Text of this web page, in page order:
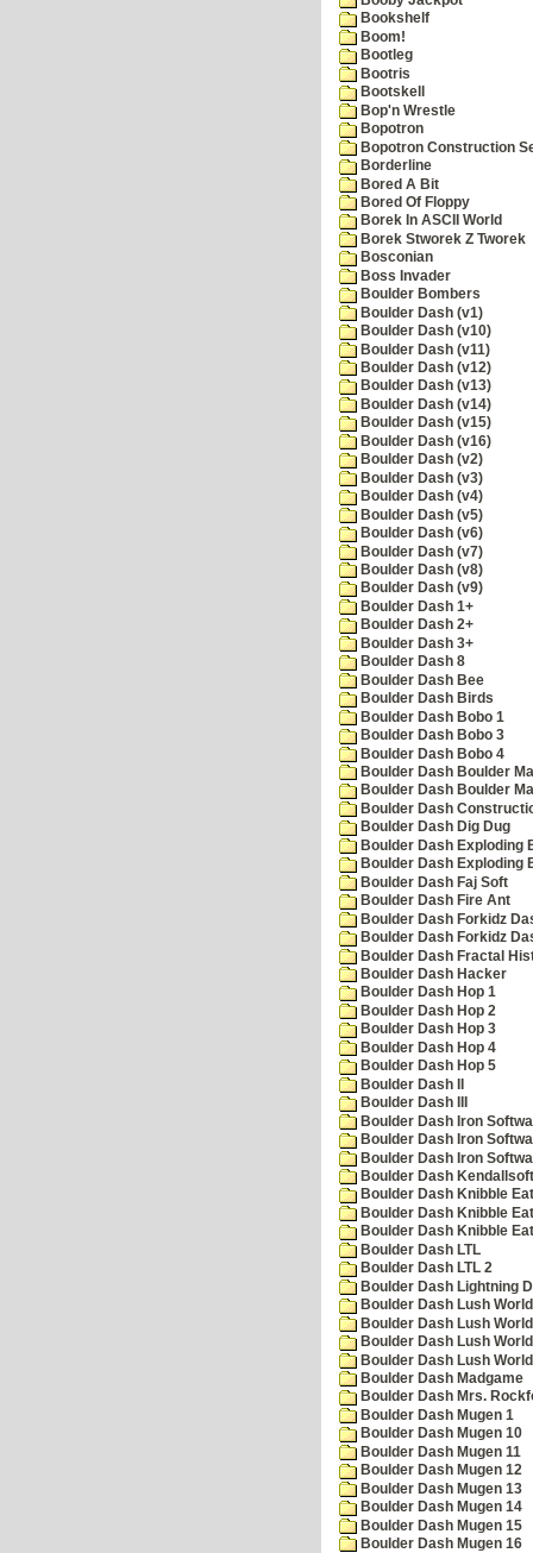
Bookshelf
Boom!
Bootleg
Bootris
Bootskell
Bop'n Wrestle
Bopotron
Bopotron Construction
Borderline
Bored A Bit
Bored Of Floppy
Borek In ASCII World
Borek Stworek Z Tworek
Bosconian
Boss Invader
Boulder Bombers
Boulder Dash (v1)
Boulder Dash (v10)
Boulder Dash (v11)
Boulder Dash (v12)
Boulder Dash (v13)
Boulder Dash (v14)
Boulder Dash (v15)
Boulder Dash (v16)
Boulder Dash (v2)
Boulder Dash (v3)
Boulder Dash (v4)
Boulder Dash (v5)
Boulder Dash (v6)
Boulder Dash (v7)
Boulder Dash (v8)
Boulder Dash (v9)
Boulder Dash 1+
Boulder Dash 2+
Boulder Dash 3+
Boulder Dash 8
Boulder Dash Bee
Boulder Dash Birds
Boulder Dash Bobo 1
Boulder Dash Bobo 3
Boulder Dash Bobo 4
Boulder Dash Boulder
Boulder Dash Boulder
Boulder Dash
Boulder Dash Dig Dug
Boulder Dash Exploding
Boulder Dash Exploding
Boulder Dash Faj Soft
Boulder Dash Fire Ant
Boulder Dash Forkidz
Boulder Dash Forkidz
Boulder Dash Fractal
Boulder Dash Hacker
Boulder Dash Hop 1
Boulder Dash Hop 2
Boulder Dash Hop 3
Boulder Dash Hop 4
Boulder Dash Hop 5
Boulder Dash II
Boulder Dash III
Boulder Dash Iron
Boulder Dash Iron
Boulder Dash Iron
Boulder Dash
Boulder Dash Knibble
Boulder Dash Knibble
Boulder Dash Knibble
Boulder Dash LTL
Boulder Dash LTL 2
Boulder Dash Lightning
Boulder Dash Lush
Boulder Dash Lush
Boulder Dash Lush
Boulder Dash Lush
Boulder Dash Madgame
Boulder Dash Mrs.
Boulder Dash Mugen 1
Boulder Dash Mugen 10
Boulder Dash Mugen 11
Boulder Dash Mugen 12
Boulder Dash Mugen 13
Boulder Dash Mugen 14
Boulder Dash Mugen 15
Boulder Dash Mugen 16